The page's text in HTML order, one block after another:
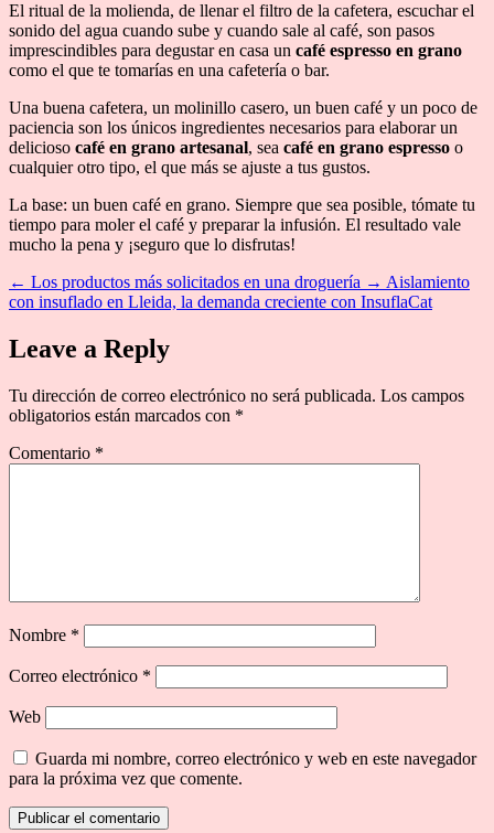
El ritual de la molienda, de llenar el filtro de la cafetera, escuchar el
sonido del agua cuando sube y cuando sale al café, son pasos
imprescindibles para degustar en casa un café espresso en grano
como el que te tomarías en una cafetería o bar.
Una buena cafetera, un molinillo casero, un buen café y un poco de
paciencia son los únicos ingredientes necesarios para elaborar un
delicioso café en grano artesanal, sea café en grano espresso o
cualquier otro tipo, el que más se ajuste a tus gustos.
La base: un buen café en grano. Siempre que sea posible, tómate tu
tiempo para moler el café y preparar la infusión. El resultado vale
mucho la pena y ¡seguro que lo disfrutas!
← Los productos más solicitados en una droguería → Aislamiento
con insuflado en Lleida, la demanda creciente con InsuflaCat
Leave a Reply
Tu dirección de correo electrónico no será publicada. Los campos
obligatorios están marcados con *
Comentario *
Nombre *
Correo electrónico *
Web
Guarda mi nombre, correo electrónico y web en este navegador
para la próxima vez que comente.